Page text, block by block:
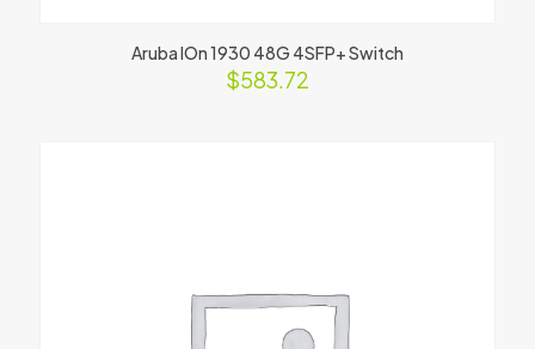
Aruba IOn 1930 48G 4SFP+ Switch
$583.72